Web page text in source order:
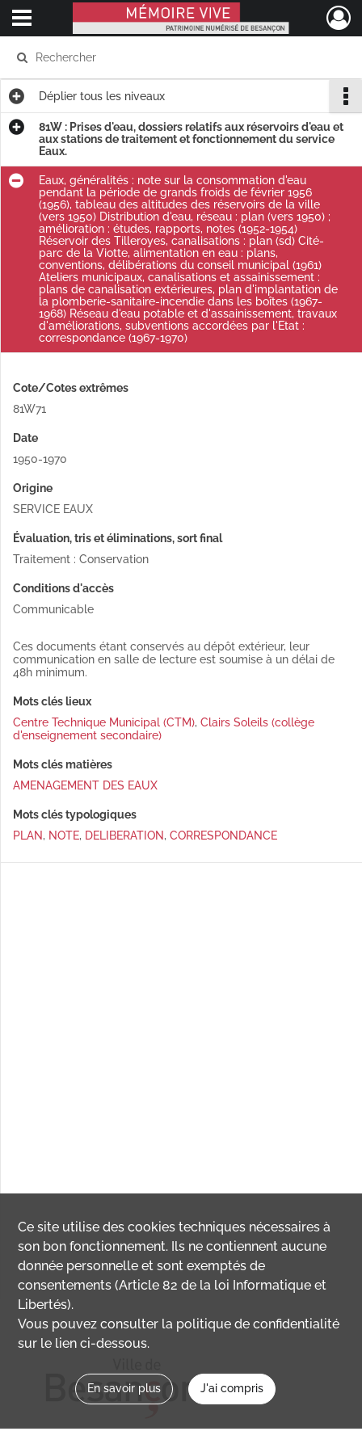
Mémoire Vive patrimoine numérisé de Besançon
Ouvrir le menu déroulant
Déplier tous les niveaux
81W : Prises d'eau, dossiers relatifs aux réservoirs d'eau et
aux stations de traitement et fonctionnement du service
Eaux.
Eaux, généralités : note sur la consommation d'eau
pendant la période de grands froids de février 1956
(1956), tableau des altitudes des réservoirs de la ville
(vers 1950) Distribution d'eau, réseau : plan (vers 1950) ;
amélioration : études, rapports, notes (1952-1954)
Réservoir des Tilleroyes, canalisations : plan (sd) Cité-
parc de la Viotte, alimentation en eau : plans,
conventions, délibérations du conseil municipal (1961)
Ateliers municipaux, canalisations et assainissement :
plans de canalisation extérieures, plan d'implantation de
la plomberie-sanitaire-incendie dans les boîtes (1967-
1968) Réseau d'eau potable et d'assainissement, travaux
d'améliorations, subventions accordées par l'Etat :
correspondance (1967-1970)
Cote/Cotes extrêmes
81W71
Date
1950-1970
Origine
SERVICE EAUX
Évaluation, tris et éliminations, sort final
Traitement : Conservation
Conditions d'accès
Communicable
Ces documents étant conservés au dépôt extérieur, leur
communication en salle de lecture est soumise à un délai de
48h minimum.
Mots clés lieux
Centre Technique Municipal (CTM), Clairs Soleils (collège
d'enseignement secondaire)
Mots clés matières
AMENAGEMENT DES EAUX
Mots clés typologiques
PLAN, NOTE, DELIBERATION, CORRESPONDANCE
Ce site utilise descookies techniques nécessaires à
son bon fonctionnement. Ils ne contiennent aucune
donnée personnelle et sont exemptés de
consentements (Article 82 de la loi Informatique et
Libertés).
Vous pouvez consulter la politique de confidentialité
sur le lien ci-dessous.
En savoir plus J'ai compris